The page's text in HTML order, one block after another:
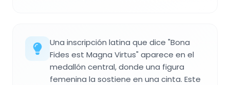
Una inscripción latina que dice "Bona
Fides est Magna Virtus" aparece en el
medallón central, donde una figura
femenina la sostiene en una cinta. Este